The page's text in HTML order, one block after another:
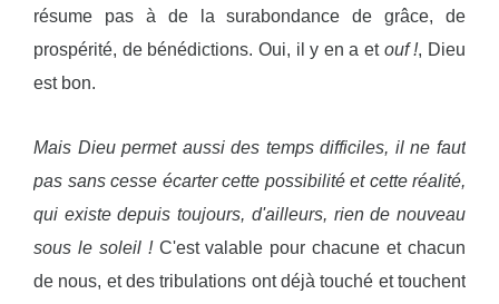
résume pas à de la surabondance de grâce, de
prospérité, de bénédictions. Oui, il y en a et ouf !, Dieu
est bon.
Mais Dieu permet aussi des temps difficiles, il ne faut
pas sans cesse écarter cette possibilité et cette réalité,
qui existe depuis toujours, d'ailleurs, rien de nouveau
sous le soleil !C'est valable pour chacune et chacun
de nous, et des tribulations ont déjà touché et touchent